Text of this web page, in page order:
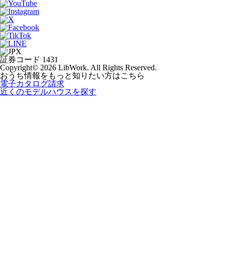
証券コード 1431
Copyright© 2026 LibWork. All Rights Reserved.
おうち情報をもっと知りたい方はこちら
電子カタログ請求
近くのモデルハウスを探す